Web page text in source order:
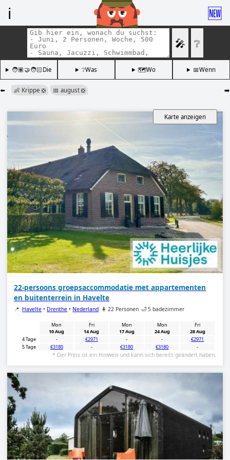
ℹ️ 🆕
🎤 ❔
🧑🏽‍🤝‍🧑🏻Die ❔Was 🗺️Wo 📅Wenn
⬅️ ➡️
👶 Krippe ❎ 📅 august ❎
Karte anzeigen
22-persoons groepsaccommodatie met appartementen
en buitenterrein in Havelte
📍 Havelte • Drenthe • Nederland 🧍 22 Personen 🛁 5 badezimmer
Mon
10 Aug
Fri
14 Aug
Mon
17 Aug
Mon
24 Aug
Fri
28 Aug
4 Tage
- €2971 - -
€2971
5 Tage
€3180 - €3180 €3180 -
* Der Preis ist ein Hinweis und kann sich bereits geändert haben.